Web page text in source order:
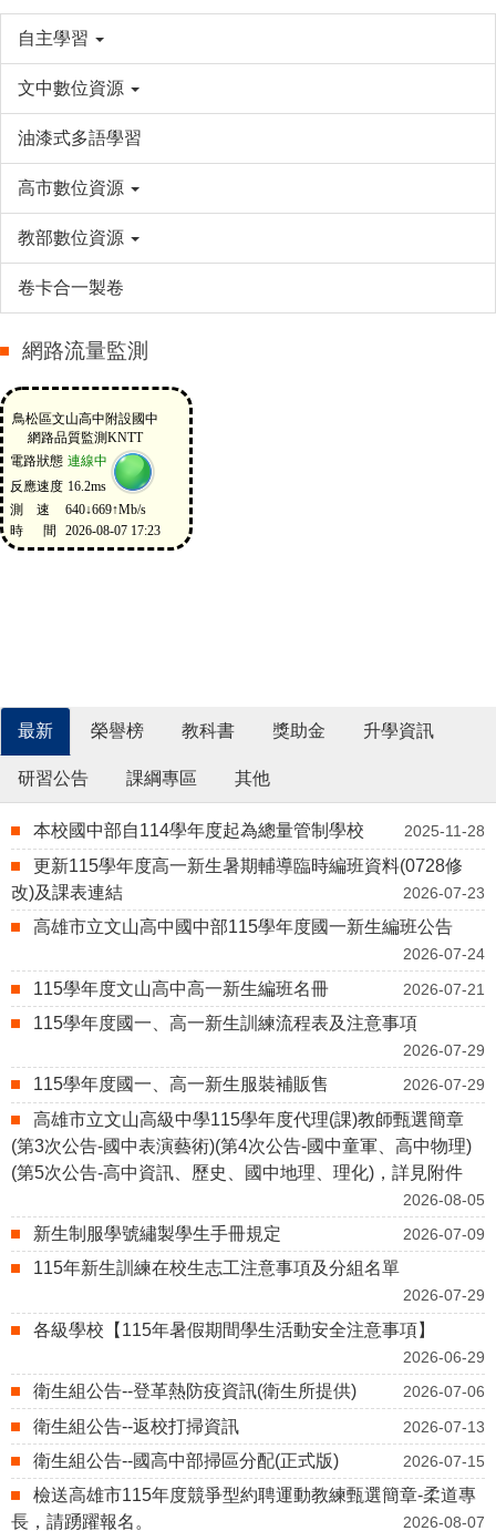
自主學習
文中數位資源
油漆式多語學習
高市數位資源
教部數位資源
卷卡合一製卷
網路流量監測
最新 榮譽榜 教科書 獎助金 升學資訊
研習公告 課綱專區 其他
本校國中部自114學年度起為總量管制學校 2025-11-28
更新115學年度高一新生暑期輔導臨時編班資料(0728修
改)及課表連結
2026-07-23
高雄市立文山高中國中部115學年度國一新生編班公告
2026-07-24
115學年度文山高中高一新生編班名冊 2026-07-21
115學年度國一、高一新生訓練流程表及注意事項
2026-07-29
115學年度國一、高一新生服裝補販售 2026-07-29
高雄市立文山高級中學115學年度代理(課)教師甄選簡章
(第3次公告-國中表演藝術)(第4次公告-國中童軍、高中物理)
(第5次公告-高中資訊、歷史、國中地理、理化)，詳見附件
2026-08-05
新生制服學號繡製學生手冊規定 2026-07-09
115年新生訓練在校生志工注意事項及分組名單
2026-07-29
各級學校【115年暑假期間學生活動安全注意事項】
2026-06-29
衛生組公告--登革熱防疫資訊(衛生所提供) 2026-07-06
衛生組公告--返校打掃資訊 2026-07-13
衛生組公告--國高中部掃區分配(正式版) 2026-07-15
檢送高雄市115年度競爭型約聘運動教練甄選簡章-柔道專
長，請踴躍報名。
2026-08-07